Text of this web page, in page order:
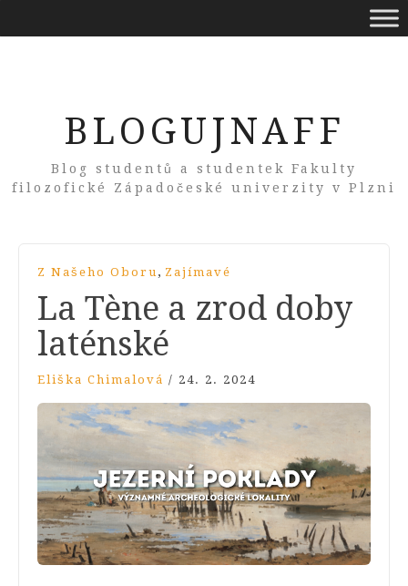
BLOGUJNAFF
Blog studentů a studentek Fakulty
filozofické Západočeské univerzity v Plzni
Z Našeho Oboru, Zajímavé
La Tène a zrod doby
laténské
Eliška Chimalová / 24. 2. 2024